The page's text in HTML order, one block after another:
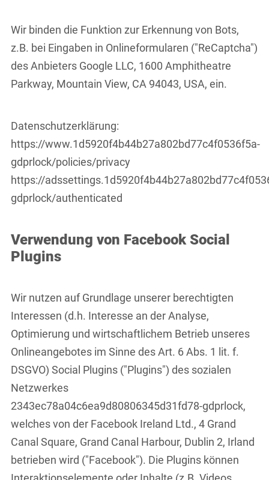
Wir binden die Funktion zur Erkennung von Bots,
z.B. bei Eingaben in Onlineformularen ("ReCaptcha")
des Anbieters Google LLC, 1600 Amphitheatre
Parkway, Mountain View, CA 94043, USA, ein.
Datenschutzerklärung:
https://www.1d5920f4b44b27a802bd77c4f0536f5a-
gdprlock/policies/privacy
https://
gdprlock/authenticated
Verwendung von Facebook Social
Plugins
Wir nutzen auf Grundlage unserer berechtigten
Interessen (d.h. Interesse an der Analyse,
Optimierung und wirtschaftlichem Betrieb unseres
Onlineangebotes im Sinne des Art. 6 Abs. 1 lit. f.
DSGVO) Social Plugins ("Plugins") des sozialen
Netzwerkes
2343ec78a04c6ea9d80806345d31fd78-gdprlock,
welches von der Facebook Ireland Ltd., 4 Grand
Canal Square, Grand Canal Harbour, Dublin 2, Irland
betrieben wird ("Facebook"). Die Plugins können